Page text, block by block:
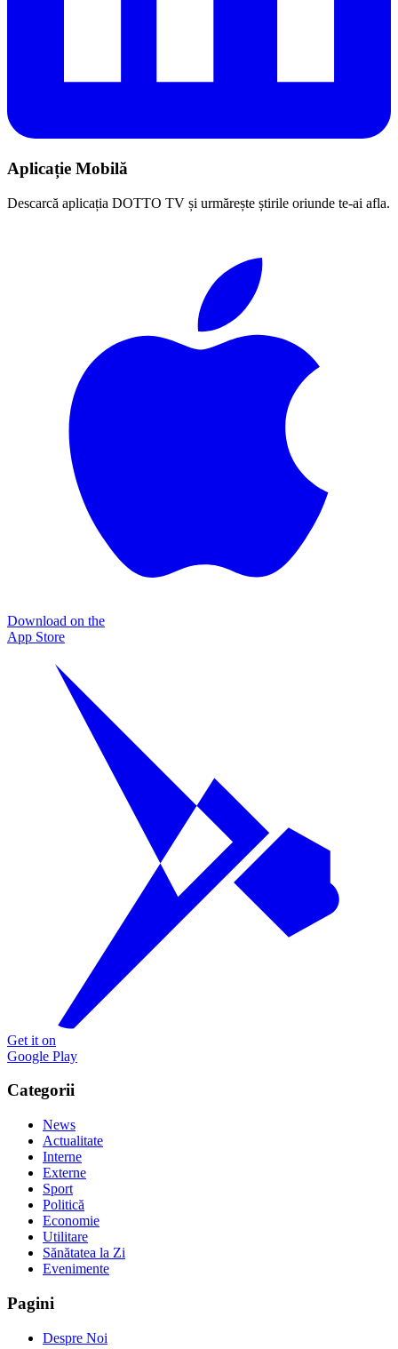
Aplicație Mobilă
Descarcă aplicația DOTTO TV și urmărește știrile oriunde te-ai afla.
Download on the
App Store
Get it on
Google Play
Categorii
News
Actualitate
Interne
Externe
Sport
Politică
Economie
Utilitare
Sănătatea la Zi
Evenimente
Pagini
Despre Noi